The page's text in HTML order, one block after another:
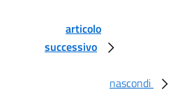
articolo
successivo
nascondi